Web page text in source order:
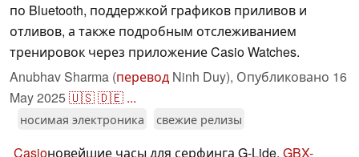
по Bluetooth, поддержкой графиков приливов и
отливов, а также подробным отслеживанием
тренировок через приложение Casio Watches.
Anubhav Sharma (перевод Ninh Duy), Опубликовано 16
May 2025🇺🇸🇩🇪 ...
носимая электроника свежие релизы
Casioновейшие часы для серфинга G-Lide, GBX-